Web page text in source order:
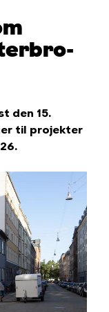
den 15.
til projekter